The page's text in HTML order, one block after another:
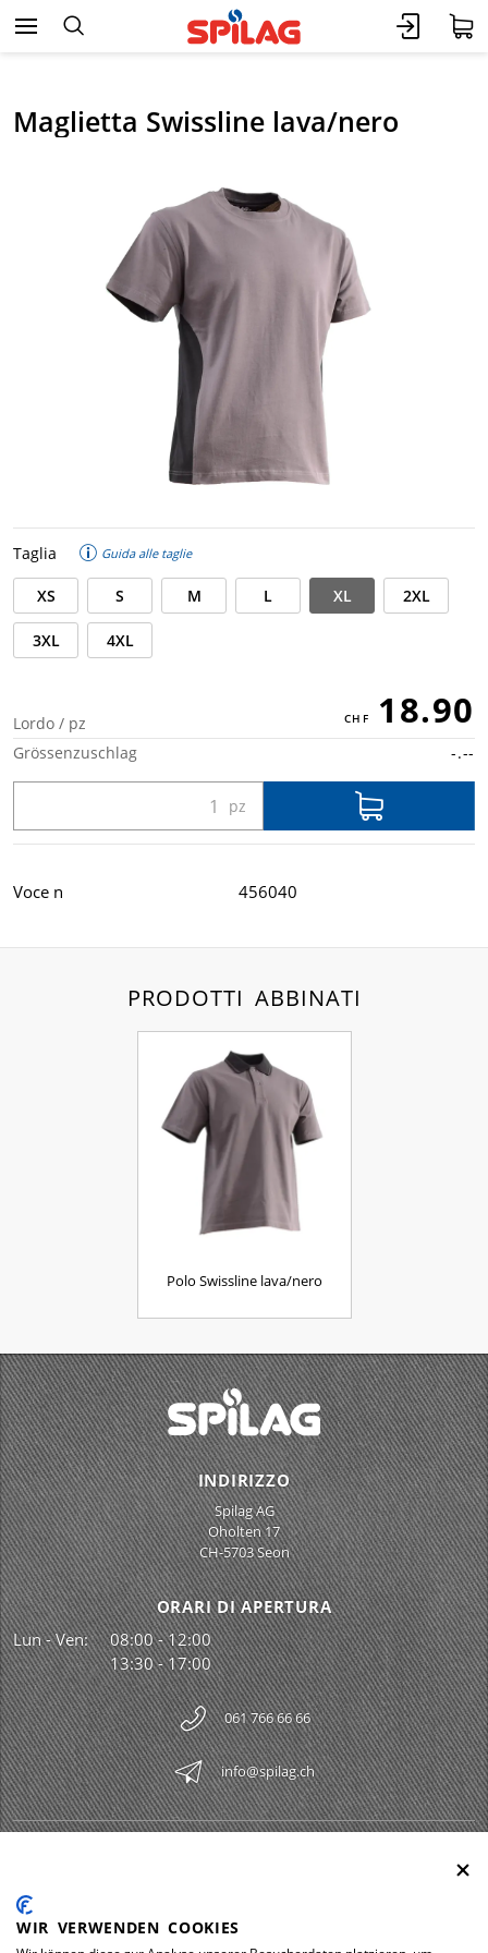
Maglietta Swissline lava/nero
Taglia Guida alle taglie
XS S M L XL 2XL
3XL 4XL
Lordo / pz 18.90
Grössenzuschlag -.--
Voce n 456040
PRODOTTI ABBINATI
Polo Swissline lava/nero
INDIRIZZO
Spilag AG
Oholten 17
CH-5703 Seon
ORARI DI APERTURA
Lun - Ven:
08:00 - 12:00
13:30 - 17:00
061 766 66 66
info@spilag.ch
LEGAL
DOWNLOADS
WIR VERWENDEN COOKIES